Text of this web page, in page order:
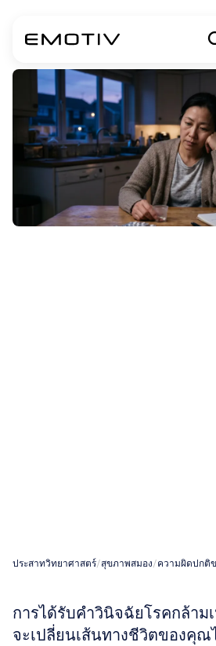
ประสาทวิทยาศาสตร์/สุขภาพสมอง/ความผิดปกติ
การได้รับคำวินิจฉัยโรคกล้าม
จะเปลี่ยนเส้นทางชีวิตของคุณ